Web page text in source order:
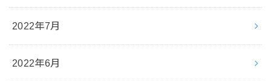
2022年7月
2022年6月